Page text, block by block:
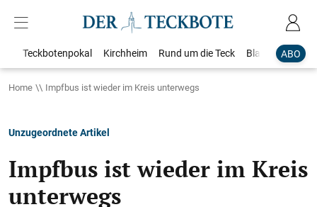
ABO
Teckbotenpokal Kirchheim Rund um die Teck Blaulicht
Home Impfbus ist wieder im Kreis unterwegs
Unzugeordnete Artikel
Impfbus ist wieder im Kreis
unterwegs